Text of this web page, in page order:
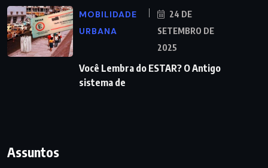
MOBILIDADE
URBANA
24 DE
SETEMBRO DE
2025
Você Lembra do ESTAR? O Antigo
sistema de
Assuntos